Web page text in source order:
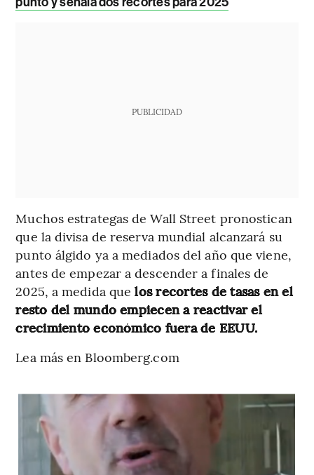
PUBLICIDAD
Muchos estrategas de Wall Street pronostican
que la divisa de reserva mundial alcanzará su
punto álgido ya a mediados del año que viene,
antes de empezar a descender a finales de
2025, a medida que los recortes de tasas en el
resto del mundo empiecen a reactivar el
crecimiento económico fuera de EEUU.
Lea más en Bloomberg.com